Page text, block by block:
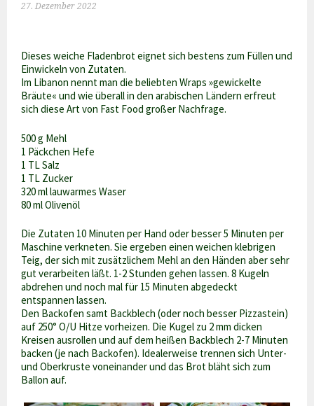
27. Dezember 2022
Dieses weiche Fladenbrot eignet sich bestens zum Füllen und
Einwickeln von Zutaten.
Im Libanon nennt man die beliebten Wraps »gewickelte
Bräute« und wie überall in den arabischen Ländern erfreut
sich diese Art von Fast Food großer Nachfrage.
500 g Mehl
1 Päckchen Hefe
1 TL Salz
1 TL Zucker
320 ml lauwarmes Waser
80 ml Olivenöl
Die Zutaten 10 Minuten per Hand oder besser 5 Minuten per
Maschine verkneten. Sie ergeben einen weichen klebrigen
Teig, der sich mit zusätzlichem Mehl an den Händen aber sehr
gut verarbeiten läßt. 1-2 Stunden gehen lassen. 8 Kugeln
abdrehen und noch mal für 15 Minuten abgedeckt
entspannen lassen.
Den Backofen samt Backblech (oder noch besser Pizzastein)
auf 250° O/U Hitze vorheizen. Die Kugel zu 2 mm dicken
Kreisen ausrollen und auf dem heißen Backblech 2-7 Minuten
backen (je nach Backofen). Idealerweise trennen sich Unter-
und Oberkruste voneinander und das Brot bläht sich zum
Ballon auf.